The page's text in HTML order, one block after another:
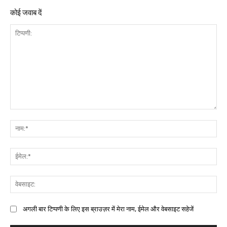
कोई जवाब दें
अगली बार टिप्पणी के लिए इस ब्राउज़र में मेरा नाम, ईमेल और वेबसाइट सहेजें